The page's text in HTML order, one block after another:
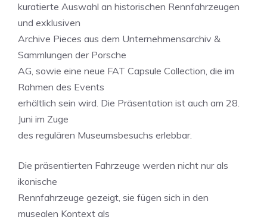
kuratierte Auswahl an historischen Rennfahrzeugen
und exklusiven
Archive Pieces aus dem Unternehmensarchiv &
Sammlungen der Porsche
AG, sowie eine neue FAT Capsule Collection, die im
Rahmen des Events
erhältlich sein wird. Die Präsentation ist auch am 28.
Juni im Zuge
des regulären Museumsbesuchs erlebbar.
Die präsentierten Fahrzeuge werden nicht nur als
ikonische
Rennfahrzeuge gezeigt, sie fügen sich in den
musealen Kontext als